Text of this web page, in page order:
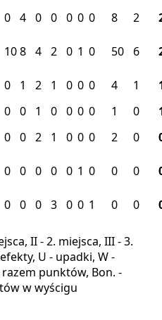
0 4 0 0 0 0 0 8 2
108 4 2 0 1 0 50 6
0 1 2 1 0 0 0 4 1
0 0 1 0 0 0 0 1 0
0 0 2 1 0 0 0 2 0
0 0 0 0 0 1 0 0 0
0 0 0 3 0 0 1 0 0
II - 2. miejsca, III - 3.
U - upadki, W -
punktów, Bon. -
w wyścigu